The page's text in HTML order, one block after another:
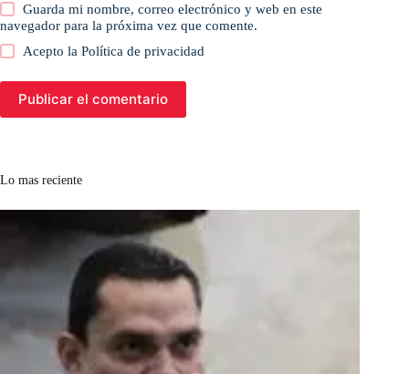
Guarda mi nombre, correo electrónico y web en este
navegador para la próxima vez que comente.
Acepto laPolítica de privacidad
Publicar el comentario
Lo mas reciente